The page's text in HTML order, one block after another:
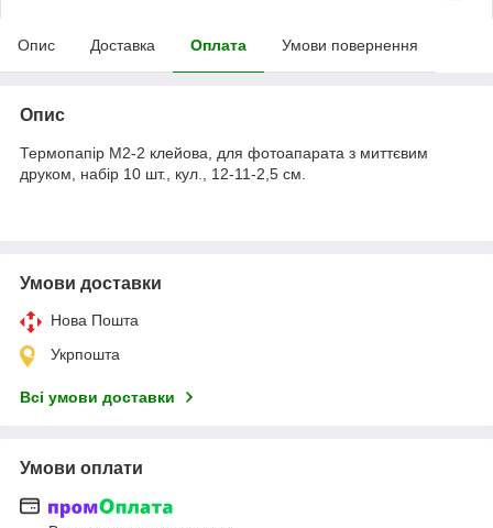
Опис Доставка Оплата Умови повернення
Опис
Термопапір M2-2 клейова, для фотоапарата з миттєвим
друком, набір 10 шт., кул., 12-11-2,5 см.
Умови доставки
Нова Пошта
Укрпошта
Всі умови доставки
Умови оплати